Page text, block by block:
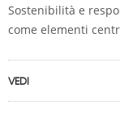
Sostenibilità e
come elementi
VEDI